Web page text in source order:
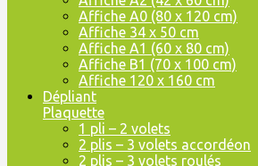
Affiche A0 (80 x 120 cm)
Affiche 34 x 50 cm
Affiche A1 (60 x 80 cm)
Affiche B1 (70 x 100 cm)
Affiche 120 x 160 cm
Dépliant
Plaquette
1 pli – 2 volets
2 plis – 3 volets accordéon
2 plis – 3 volets roulés